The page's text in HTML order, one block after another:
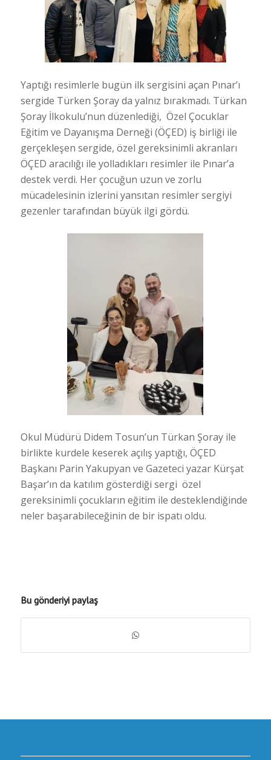
Yaptığı resimlerle bugün ilk sergisini açan Pınar’ı
sergide Türken Şoray da yalnız bırakmadı. Türkan
Şoray İlkokulu’nun düzenlediği, Özel Çocuklar
Eğitim ve Dayanışma Derneği (ÖÇED) iş birliği ile
gerçekleşen sergide, özel gereksinimli akranları
ÖÇED aracılığı ile yolladıkları resimler ile Pınar’a
destek verdi. Her çocuğun uzun ve zorlu
mücadelesinin izlerini yansıtan resimler sergiyi
gezenler tarafından büyük ilgi gördü.
Okul Müdürü Didem Tosun’un Türkan Şoray ile
birlikte kurdele keserek açılış yaptığı, ÖÇED
Başkanı Parin Yakupyan ve Gazeteci yazar Kürşat
Başar’ın da katılım gösterdiği sergi özel
gereksinimli çocukların eğitim ile desteklendiğinde
neler başarabileceğinin de bir ispatı oldu.
Bu gönderiyi paylaş